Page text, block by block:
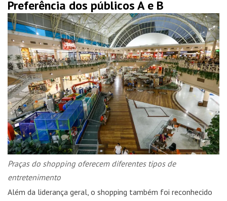
Preferência dos públicos A e B
Praças do shopping oferecem diferentes tipos de
entretenimento
Além da liderança geral, o shopping também foi reconhecido